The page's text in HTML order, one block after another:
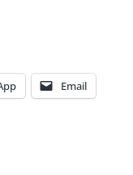
Email